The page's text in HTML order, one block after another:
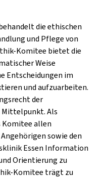
die ethischen
und Pflege von
Komitee bietet die
Weise
Entscheidungen im
und aufzuarbeiten.
der
Mittelpunkt. Als
Komitee allen
sowie den
Essen Information
Orientierung zu
Komitee trägt zu